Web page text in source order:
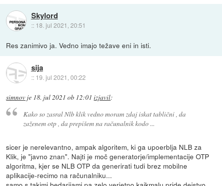
Skylord
:: 18. jul 2021, 20:51
Res zanimivo ja. Vedno imajo težave eni in isti.
sija
:: 19. jul 2021, 00:22
simnov je 18. jul 2021 ob 12:01 izjavil:
Kako so zasral Nlb klik vedno moram zdaj iskat tablični , da
zaženem otp , da prepišem na računalnik kodo ...
sicer je nerelevantno, ampak algoritem, ki ga upoerblja NLB za
Klik, je "javno znan". Najti je moč generatorje/implementacije OTP
algoritma, kjer se NLB OTP da generirati tudi brez mobilne
aplikacije-recimo na računalniku...